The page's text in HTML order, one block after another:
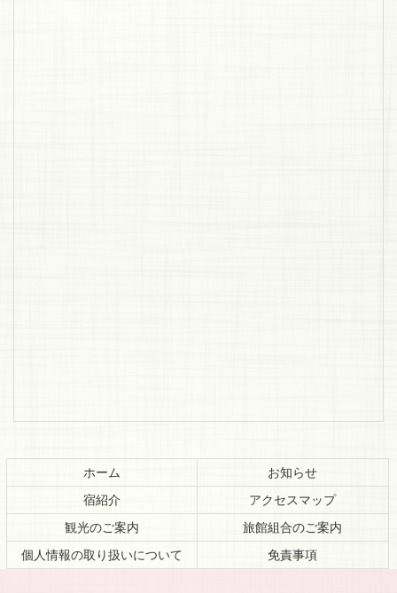
ン
文
の
へ
ホーム
お知らせ
宿紹介
アクセスマップ
観光のご案内
旅館組合のご案内
個人情報の取り扱いについて
免責事項